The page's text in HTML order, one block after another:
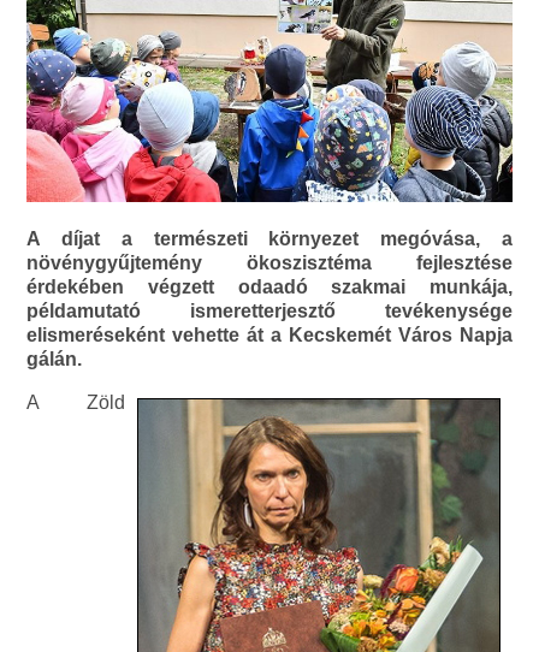
A díjat a természeti környezet megóvása, a
növénygyűjtemény ökoszisztéma fejlesztése
érdekében végzett odaadó szakmai munkája,
példamutató ismeretterjesztő tevékenysége
elismeréseként vehette át a Kecskemét Város Napja
gálán.
A Zöld